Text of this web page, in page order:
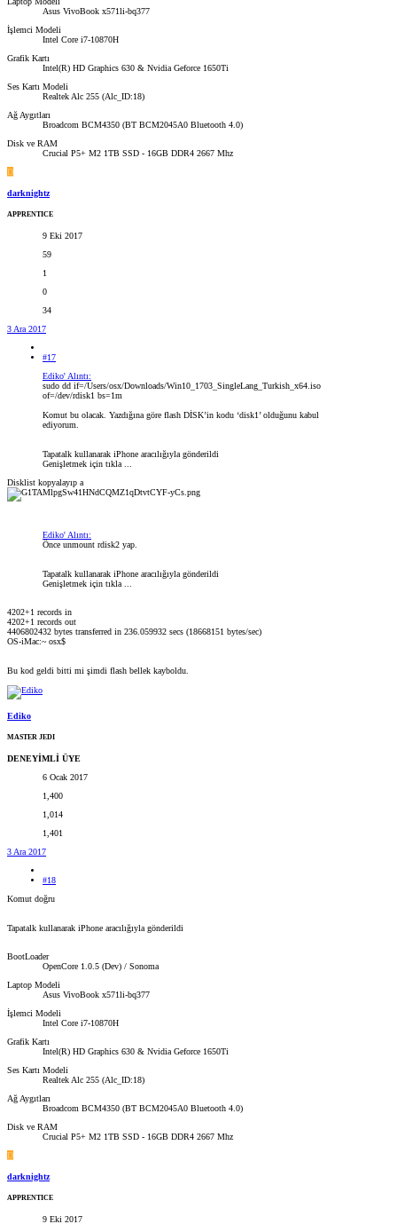
Asus VivoBook x571li-bq377
İşlemci Modeli
Intel Core i7-10870H
Grafik Kartı
Intel(R) HD Graphics 630 & Nvidia Geforce 1650Ti
Ses Kartı Modeli
Realtek Alc 255 (Alc_ID:18)
Ağ Aygıtları
Broadcom BCM4350 (BT BCM2045A0 Bluetooth 4.0)
Disk ve RAM
Crucial P5+ M2 1TB SSD - 16GB DDR4 2667 Mhz
D
darknightz
APPRENTICE
9 Eki 2017
59
1
0
34
3 Ara 2017
#17
Ediko' Alıntı:
sudo dd if=/Users/osx/Downloads/Win10_1703_SingleLang_Turkish_x64.iso
of=/dev/rdisk1 bs=1m
Komut bu olacak. Yazdığına göre flash DİSK’in kodu ‘disk1’ olduğunu kabul
ediyorum.
Tapatalk kullanarak iPhone aracılığıyla gönderildi
Genişletmek için tıkla ...
Disklist kopyalayıp a
Ediko' Alıntı:
Önce unmount rdisk2 yap.
Tapatalk kullanarak iPhone aracılığıyla gönderildi
Genişletmek için tıkla ...
4202+1 records in
4202+1 records out
4406802432 bytes transferred in 236.059932 secs (18668151 bytes/sec)
OS-iMac:~ osx$
Bu kod geldi bitti mi şimdi flash bellek kayboldu.
Ediko
MASTER JEDI
DENEYİMLİ ÜYE
6 Ocak 2017
1,400
1,014
1,401
3 Ara 2017
#18
Komut doğru
Tapatalk kullanarak iPhone aracılığıyla gönderildi
BootLoader
OpenCore 1.0.5 (Dev) / Sonoma
Laptop Modeli
Asus VivoBook x571li-bq377
İşlemci Modeli
Intel Core i7-10870H
Grafik Kartı
Intel(R) HD Graphics 630 & Nvidia Geforce 1650Ti
Ses Kartı Modeli
Realtek Alc 255 (Alc_ID:18)
Ağ Aygıtları
Broadcom BCM4350 (BT BCM2045A0 Bluetooth 4.0)
Disk ve RAM
Crucial P5+ M2 1TB SSD - 16GB DDR4 2667 Mhz
D
darknightz
APPRENTICE
9 Eki 2017